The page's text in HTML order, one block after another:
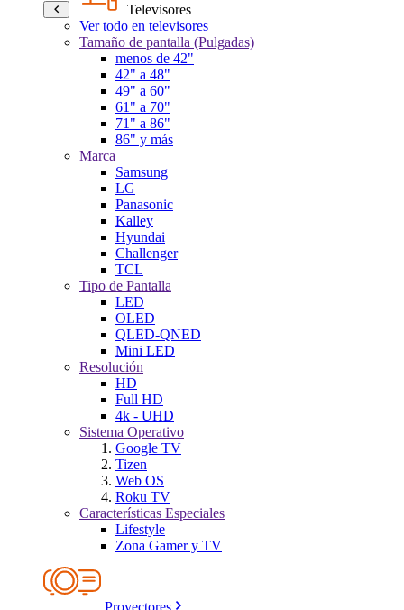
Televisores
Ver todo en televisores
Tamaño de pantalla (Pulgadas)
menos de 42"
42" a 48"
49" a 60"
61" a 70"
71" a 86"
86" y más
Marca
Samsung
LG
Panasonic
Kalley
Hyundai
Challenger
TCL
Tipo de Pantalla
LED
OLED
QLED-QNED
Mini LED
Resolución
HD
Full HD
4k - UHD
Sistema Operativo
Google TV
Tizen
Web OS
Roku TV
Características Especiales
Lifestyle
Zona Gamer y TV
Proyectores